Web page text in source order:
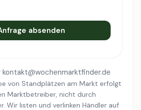
absenden
kontakt@wochenmarktfinder.de
von Standplätzen am Markt erfolgt
Marktbetreiber, nicht durch
Wir listen und verlinken Händler auf